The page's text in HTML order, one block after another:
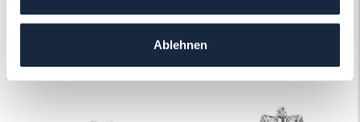
Ablehnen
Das könnte Ihnen auch gefallen!